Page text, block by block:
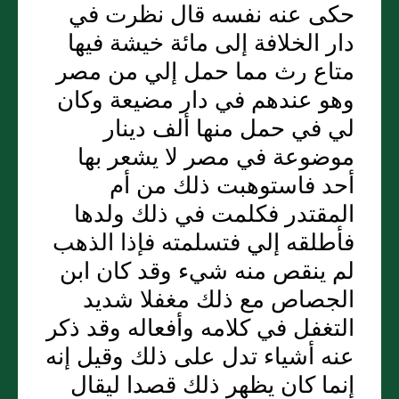
حكى عنه نفسه قال نظرت في
دار الخلافة إلى مائة خيشة فيها
متاع رث مما حمل إلي من مصر
وهو عندهم في دار مضيعة وكان
لي في حمل منها ألف دينار
موضوعة في مصر لا يشعر بها
أحد فاستوهبت ذلك من أم
المقتدر فكلمت في ذلك ولدها
فأطلقه إلي فتسلمته فإذا الذهب
لم ينقص منه شيء وقد كان ابن
الجصاص مع ذلك مغفلا شديد
التغفل في كلامه وأفعاله وقد ذكر
عنه أشياء تدل على ذلك وقيل إنه
إنما كان يظهر ذلك قصدا ليقال